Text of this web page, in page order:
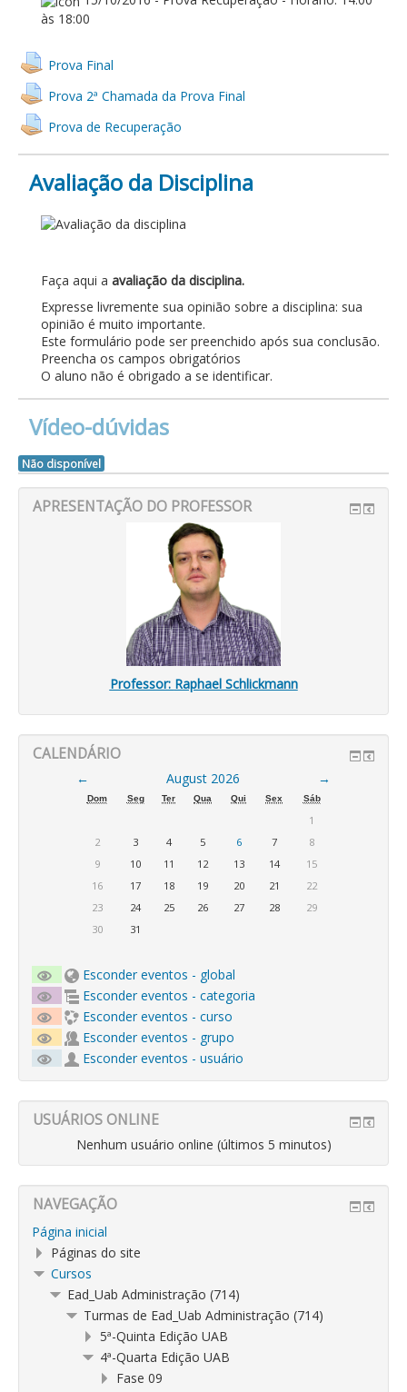
às 18:00
Prova Final
Prova 2ª Chamada da Prova Final
Prova de Recuperação
Avaliação da Disciplina
Faça aqui a avaliação da disciplina.
Expresse livremente sua opinião sobre a disciplina: sua
opinião é muito importante.
Este formulário pode ser preenchido após sua conclusão.
Preencha os campos obrigatórios
O aluno não é obrigado a se identificar.
Vídeo-dúvidas
Não disponível
APRESENTAÇÃO DO PROFESSOR
Professor: Raphael Schlickmann
CALENDÁRIO
← August 2026 →
Dom Seg Ter Qua Qui Sex Sáb
1
2
3 4 5 6 7
8
9
10 11 12 13 14
15
16
17 18 19 20 21
22
23
24 25 26 27 28
29
30
31
Esconder eventos - global
Esconder eventos - categoria
Esconder eventos - curso
Esconder eventos - grupo
Esconder eventos - usuário
USUÁRIOS ONLINE
Nenhum usuário online (últimos 5 minutos)
NAVEGAÇÃO
Página inicial
Páginas do site
Cursos
Ead_Uab Administração (714)
Turmas de Ead_Uab Administração (714)
5ª-Quinta Edição UAB
4ª-Quarta Edição UAB
Fase 09